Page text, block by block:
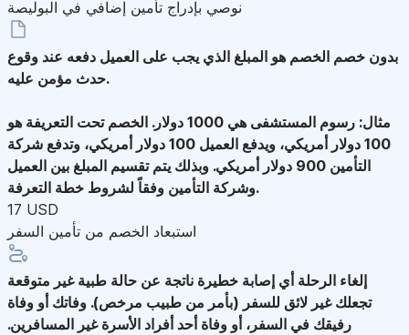
نوصي بإدراج تأمين إضافي في البوليصة
بدون خصم الخصم هو المبلغ الذي يجب على العميل دفعه عند وقوع
حدث مؤمن عليه.
مثال: رسوم المستشفى هي 1000 دولار. الخصم تحت التعريفة هو
100 دولار أمريكي، ويدفع العميل 100 دولار أمريكي، وتدفع شركة
التأمين 900 دولار أمريكي. وبذلك يتم تقسيم المبلغ بين العميل
وشركة التأمين وفقاً لشروط خطة التعرفة.
17 USD
استبعاد الخصم من تأمين السفر
إلغاء الرحلة أي إصابة خطيرة ناتجة عن حالة طبية غير متوقعة
تجعلك غير لائق للسفر (بأمر من طبيب مرخص). وفاتك أو وفاة
رفيقك في السفر، أو وفاة أحد أفراد الأسرة غير المسافرين.